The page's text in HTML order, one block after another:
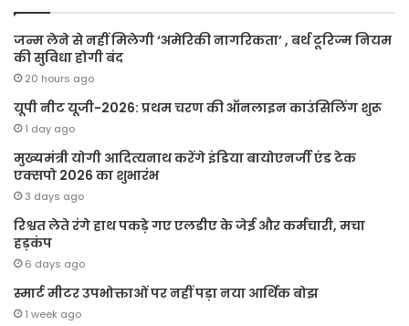
जन्म लेने से नहीं मिलेगी ‘अमेरिकी नागरिकता’ , बर्थ टूरिज्म नियम
की सुविधा होगी बंद
20 hours ago
यूपी नीट यूजी-2026: प्रथम चरण की ऑनलाइन काउंसिलिंग शुरू
1 day ago
मुख्यमंत्री योगी आदित्यनाथ करेंगे इंडिया बायोएनर्जी एंड टेक
एक्सपो 2026 का शुभारंभ
3 days ago
रिश्वत लेते रंगे हाथ पकड़े गए एलडीए के जेई और कर्मचारी, मचा
हड़कंप
6 days ago
स्मार्ट मीटर उपभोक्ताओं पर नहीं पड़ा नया आर्थिक बोझ
1 week ago